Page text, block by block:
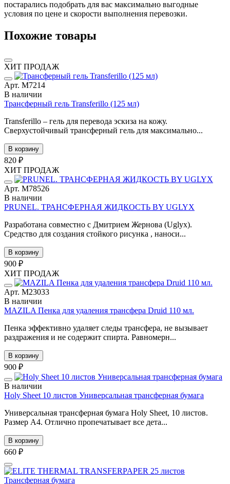
постарались подобрать для вас максимально выгодные
условия по цене и скорости выполнения перевозки.
Похожие товары
ХИТ ПРОДАЖ
Арт. М7214
В наличии
Трансферный гель Transferillo (125 мл)
Transferillo – гель для перевода эскиза на кожу.
Сверхустойчивый трансферный гель для максимально...
В корзину
820 ₽
ХИТ ПРОДАЖ
Арт. М78526
В наличии
PRUNEL. ТРАНСФЕРНАЯ ЖИДКОСТЬ BY UGLYX
Разработана совместно с Дмитрием Жернова (Uglyx).
Средство для создания стойкого рисунка , наноси...
В корзину
900 ₽
ХИТ ПРОДАЖ
Арт. М23033
В наличии
MAZILA Пенка для удаления трансфера Druid 110 мл.
Пенка эффективно удаляет следы трансфера, не вызывает
раздражения и не содержит спирта. Равномерн...
В корзину
900 ₽
В наличии
Holy Sheet 10 листов Универсальная трансферная бумага
Универсальная трансферная бумага Holy Sheet, 10 листов.
Размер А4. Отлично пропечатывает все дета...
В корзину
660 ₽